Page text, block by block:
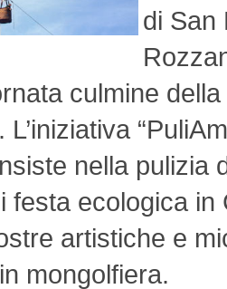
di San
culmine della
L’iniziativa
nella pulizia
festa ecologica
artistiche e
mongolfiera.